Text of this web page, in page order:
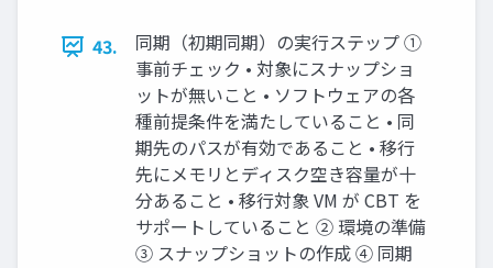
43.
同期（初期同期）の実行ステップ ①
事前チェック • 対象にスナップショ
ットが無いこと • ソフトウェアの各
種前提条件を満たしていること • 同
期先のパスが有効であること • 移行
先にメモリとディスク空き容量が十
分あること • 移行対象 VM が CBT を
サポートしていること ② 環境の準備
③ スナップショットの作成 ④ 同期